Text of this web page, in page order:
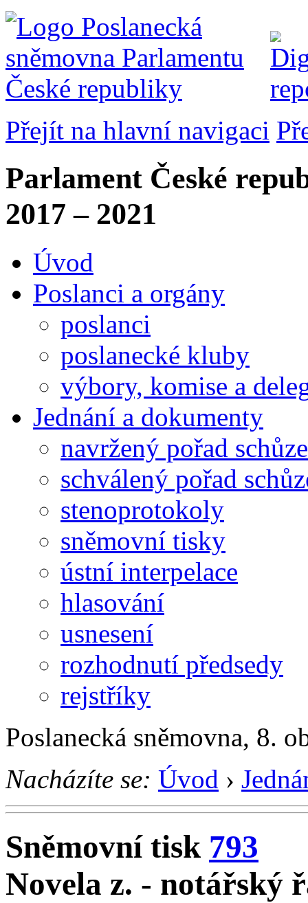
Přejít na hlavní navigaci
Parlament České
2017 – 2021
Úvod
Poslanci a orgány
poslanci
poslanecké kluby
výbory, komise a
Jednání a dokumenty
navržený pořad schůze
schválený pořad
stenoprotokoly
sněmovní tisky
ústní interpelace
hlasování
usnesení
rozhodnutí předsedy
rejstříky
Poslanecká sněmovna, 8.
Nacházíte se: Úvod ›
Sněmovní tisk 793
Novela z. - notářský